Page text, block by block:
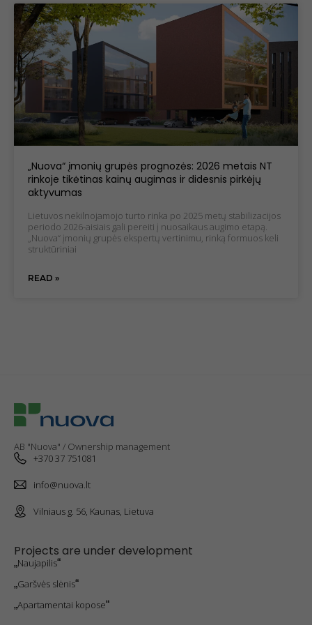
„Nuova“ įmonių grupės prognozės: 2026 metais NT
rinkoje tikėtinas kainų augimas ir didesnis pirkėjų
aktyvumas
Lietuvos nekilnojamojo turto rinka po 2025 metų stabilizacijos
periodo 2026-aisiais gali pereiti į nuosaikaus augimo etapą.
„Nuova“ įmonių grupės ekspertų vertinimu, rinką formuos keli
struktūriniai
READ »
AB "Nuova" / Ownership management
+370 37 751081
info@nuova.lt
Vilniaus g. 56, Kaunas, Lietuva
Projects are under development
„Naujapilis“
„Garšvės slėnis“
„Apartamentai kopose“
the
website is
used.
Experience
cookies
website work
as well as
possible
seeing